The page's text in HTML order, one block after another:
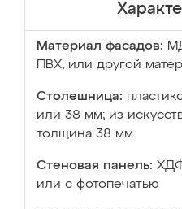
Материал фасадов:
ПВХ, или другой
Столешница:
или 38 мм; из
толщина 38 мм
Стеновая панель:
или с фотопечатью